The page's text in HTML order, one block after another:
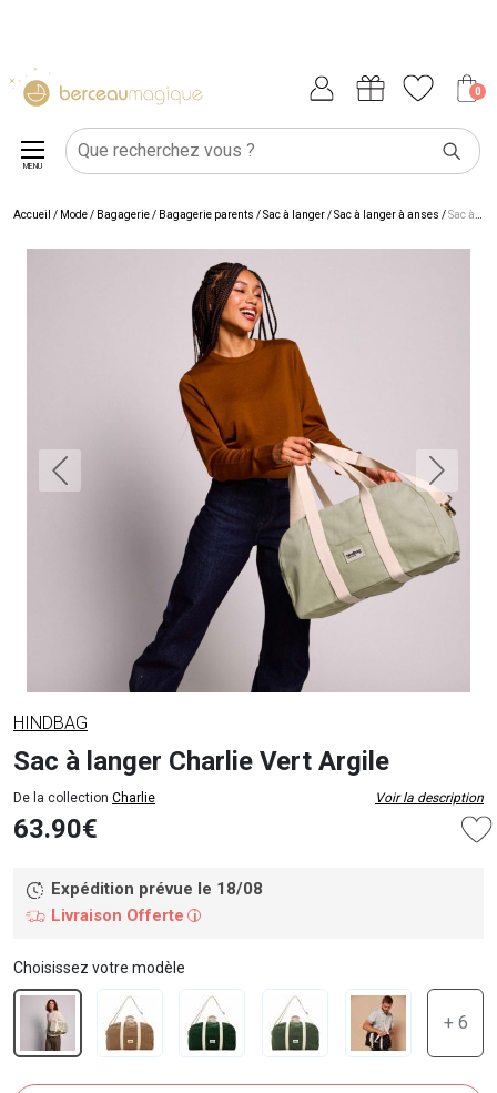
0
MENU
Accueil / Mode / Bagagerie/ Bagagerie parents /Sac à langer/Sac à langer à anses /Sac à langer Charlie Vert Argile
HINDBAG
Sac à langer Charlie Vert Argile
De la collection Charlie Voir la description
63.90€
Expédition prévue le 18/08
Livraison Offerte
i
Choisissez votre modèle
+ 6